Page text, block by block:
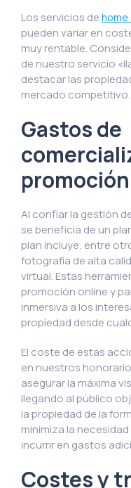
Los servicios de home
pueden variar en
muy rentable.
de nuestro servicio
destacar las
mercado competitivo.
Gastos de
promoción
Al confiar la gestión
se beneficia de un
plan incluye, entre
fotografía de alta
virtual. Estas
promoción online y
inmersiva a los
propiedad desde
El coste de estas
en nuestros
asegurar la máxima
llegando al público
la propiedad de la
minimiza la
incurrir en gastos
Costes y